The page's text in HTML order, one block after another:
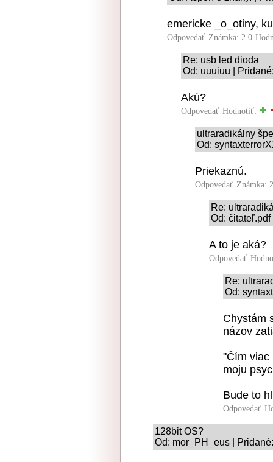
emericke _o_otiny,
Odpovedať Známka: 2.0
Re: usb led dioda
Od: uuuiuu |
Akú?
Odpovedať Hodnotiť:
ultraradikálny
Od:
Priekaznú.
Odpovedať Známka:
Re:
Od:
A to je aká?
Odpovedať
Re:
Od:
Chystám
názov
"Čím viac
moju
Bude to
Odpovedať
128bit OS?
Od: mor_PH_eus |